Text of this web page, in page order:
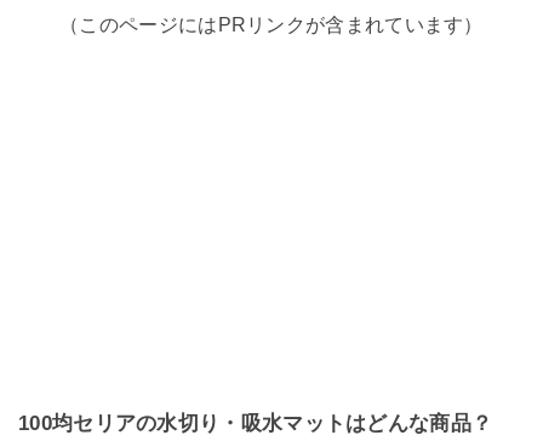
（このページにはPRリンクが含まれています）
100均セリアの水切り・吸水マットはどんな商品？